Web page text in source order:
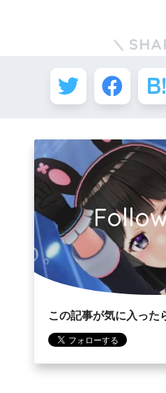
この記事が気に入った